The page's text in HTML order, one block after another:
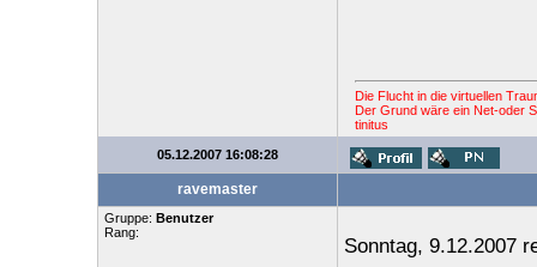
Die Flucht in die virtuellen
Der Grund wäre ein Net-oder
tinitus
05.12.2007 16:08:28
ravemaster
Gruppe: Benutzer
Rang:
Sonntag, 9.12.2007